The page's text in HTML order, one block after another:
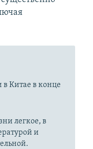
Китае в конце
легкое, в
и